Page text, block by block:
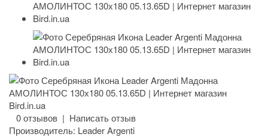
0 отзывов | Написать отзыв
Производитель: Leader Argenti